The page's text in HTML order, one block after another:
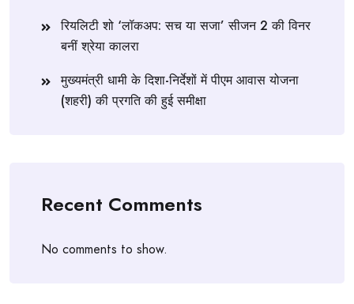
रियलिटी शो ‘लॉकअप: सच या सजा’ सीजन 2 की विनर
बनीं श्रेया कालरा
मुख्यमंत्री धामी के दिशा-निर्देशों में पीएम आवास योजना
(शहरी) की प्रगति की हुई समीक्षा
Recent Comments
No comments to show.